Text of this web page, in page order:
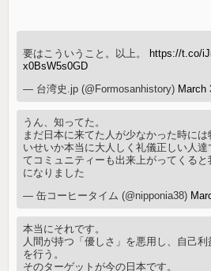
要はこういうこと。以上。 https://t.co/
x0BsW5s0GD
— 台湾史.jp (@Formosanhistory) March
うん、知ってた。
まだ日本に来てた人が少なかった時に
いせいか本当に大人しく礼儀正しい人達
てコミュニティーも出来上がってくると
になりました
— 缶コーヒータイム (@nipponia38)
本当にそれです。
人間が持つ「優しさ」を悪用し、自己
を行う。
そのターゲットが今の日本です。